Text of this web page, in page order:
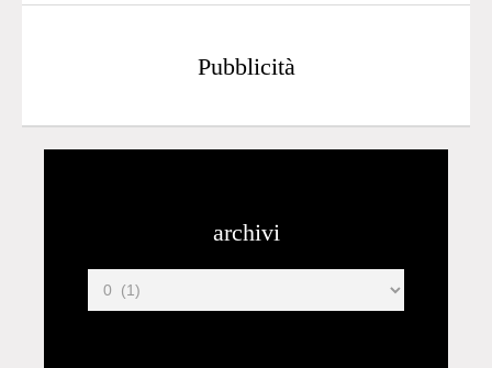
Pubblicità
archivi